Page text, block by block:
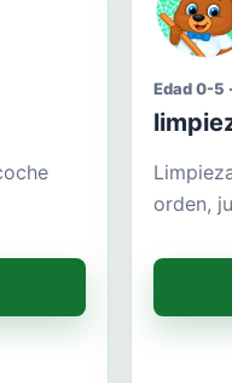
Edad 0-5
orden,